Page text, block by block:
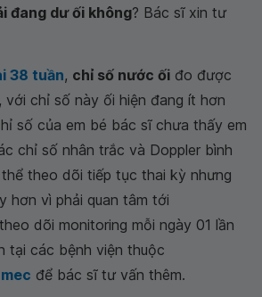
đang dư ối không? Bác sĩ xin tư
38 tuần, chỉ số nước ối đo được
chỉ số này ối hiện đang ít hơn
số của em bé bác sĩ chưa thấy em
chỉ số nhân trắc và Doppler bình
theo dõi tiếp tục thai kỳ nhưng
hơn vì phải quan tâm tới
dõi monitoring mỗi ngày 01 lần
tại các bệnh viện thuộc
để bác sĩ tư vấn thêm.